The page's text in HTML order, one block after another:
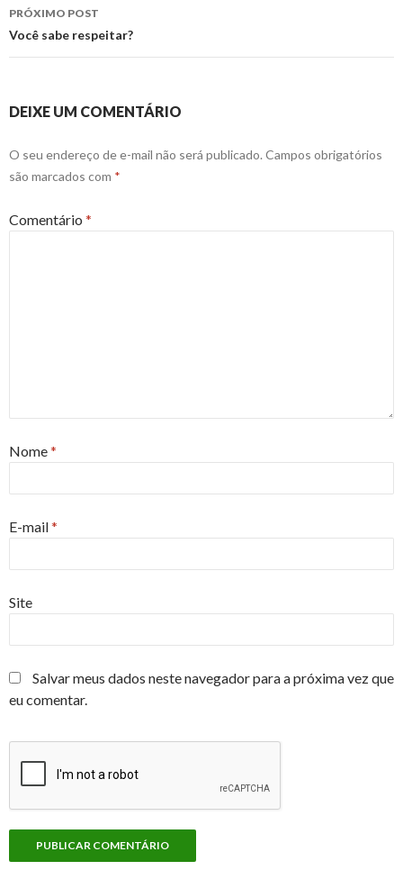
PRÓXIMO POST
Você sabe respeitar?
DEIXE UM COMENTÁRIO
O seu endereço de e-mail não será publicado. Campos obrigatórios
são marcados com *
Comentário *
Nome*
E-mail*
Site
Salvar meus dados neste navegador para a próxima vez que
eu comentar.